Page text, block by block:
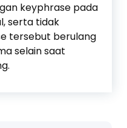
keyphrase pada
serta tidak
tersebut berulang
selain saat